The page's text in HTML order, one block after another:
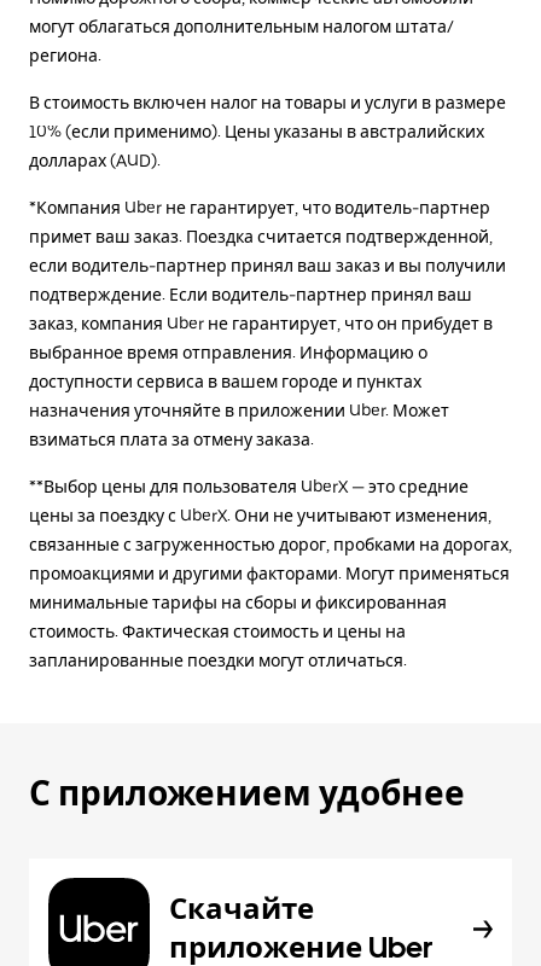
могут облагаться дополнительным налогом штата/
региона.
В стоимость включен налог на товары и услуги в размере
10% (если применимо). Цены указаны в австралийских
долларах (AUD).
*Компания Uber не гарантирует, что водитель-партнер
примет ваш заказ. Поездка считается подтвержденной,
если водитель-партнер принял ваш заказ и вы получили
подтверждение. Если водитель-партнер принял ваш
заказ, компания Uber не гарантирует, что он прибудет в
выбранное время отправления. Информацию о
доступности сервиса в вашем городе и пунктах
назначения уточняйте в приложении Uber. Может
взиматься плата за отмену заказа.
**Выбор цены для пользователя UberX — это средние
цены за поездку с UberX. Они не учитывают изменения,
связанные с загруженностью дорог, пробками на дорогах,
промоакциями и другими факторами. Могут применяться
минимальные тарифы на сборы и фиксированная
стоимость. Фактическая стоимость и цены на
запланированные поездки могут отличаться.
С приложением удобнее
Скачайте
приложение Uber